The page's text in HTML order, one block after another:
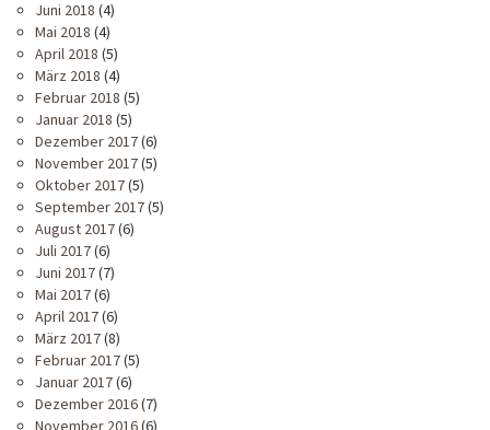
Juni 2018 (4)
Mai 2018 (4)
April 2018 (5)
März 2018 (4)
Februar 2018 (5)
Januar 2018 (5)
Dezember 2017(6)
November 2017(5)
Oktober 2017(5)
September 2017(5)
August 2017(6)
Juli 2017(6)
Juni 2017(7)
Mai 2017(6)
April 2017(6)
März 2017(8)
Februar 2017(5)
Januar 2017(6)
Dezember 2016(7)
November 2016(6)